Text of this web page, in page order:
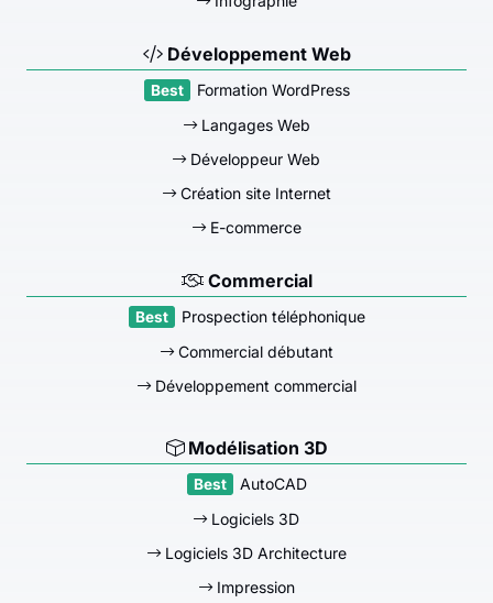
Développement Web
Formation WordPress
Langages Web
Développeur Web
Création site Internet
E-commerce
Commercial
Prospection téléphonique
Commercial débutant
Développement commercial
Modélisation 3D
AutoCAD
Logiciels 3D
Logiciels 3D Architecture
Impression